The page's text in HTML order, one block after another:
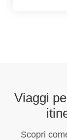
Viaggi
Scopri